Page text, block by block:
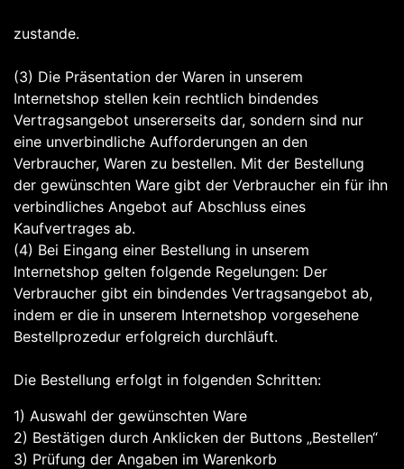
zustande.
(3) Die Präsentation der Waren in unserem
Internetshop stellen kein rechtlich bindendes
Vertragsangebot unsererseits dar, sondern sind nur
eine unverbindliche Aufforderungen an den
Verbraucher, Waren zu bestellen. Mit der Bestellung
der gewünschten Ware gibt der Verbraucher ein für ihn
verbindliches Angebot auf Abschluss eines
Kaufvertrages ab.
(4) Bei Eingang einer Bestellung in unserem
Internetshop gelten folgende Regelungen: Der
Verbraucher gibt ein bindendes Vertragsangebot ab,
indem er die in unserem Internetshop vorgesehene
Bestellprozedur erfolgreich durchläuft.
Die Bestellung erfolgt in folgenden Schritten:
1) Auswahl der gewünschten Ware
2) Bestätigen durch Anklicken der Buttons „Bestellen“
3) Prüfung der Angaben im Warenkorb